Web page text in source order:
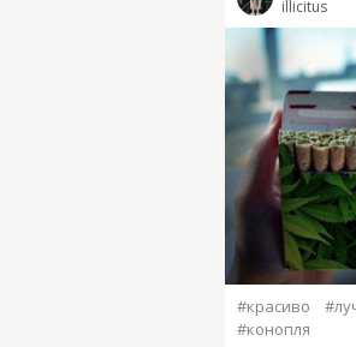
illicitus
#красиво
#конопля